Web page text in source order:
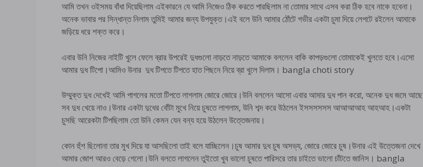
আমি তখন ওইসময় বাঁধা দিয়েছিলাম এইকারনে যে আমি নিজেও ঠিক করতে পারছিলাম না তোমার সাথে এসব করা ঠিক হবে নাকে হবেনা।
অনেক ভাবার পর সিন্ধান্ত নিলাম তুমিই আমার জন্য উপযুক্ত।এই বলে উনি আমার ঠোঁটে গভীর একটা চুমা দিয়ে লেপটে রইলেন আমাকে
জড়িয়ে ধরে শক্ত করে।
এবার উনি নিজের নাইটি খুলে ফেলে ব্রার উপরেই দুধগুলো নাড়তে নাড়তে আমাকে বললেন বাকি কাপড়গুলো তোমাকেই খুলতে হবে।এসো
আমার দুধ টিপো।আমিও উনার দুধ টিপতে টিপতে হাত পিছনে নিয়ে ব্রা খুলে দিলাম। bangla choti story
উম্মুক্ত দুধ দেখেই আমি পাগলের মতো টিপতে লাগলাম জোরে জোরে।উনি বললেন আসো এবার আমার দুধ পান করো, অনেক দুধ জমে আছে
সব দুধ খেয়ে নাও।উনার একটা দুধের বোঁটা মুখে নিয়ে চুষতে লাগলাম, উনি শব্দ করে উঠলেন ইসসসসসস আআআআহ আহআহ।একটা
চুসছি আরেকটা টিপছিলাম তো উনি কেমন যেন বন্য হয়ে উঠলেন উত্তেজনায়।
কোন হুঁশ ছিলোনা তার মুখ দিয়ে যা আসছিলো তাই বলে যাচ্ছিলেন।চুষ আমার দুধ চুষ অসভ্য, জোরে জোরে চুষ।উনার এই উত্তেজনা দেখে
আমার জোশ আরও বেড়ে গেলো।উনি বলতে লাগলেন তুইতো খুব ভালো চুষতে পারিসরে তার চাইতে ভালো চাঁটতে জানিস। bangla